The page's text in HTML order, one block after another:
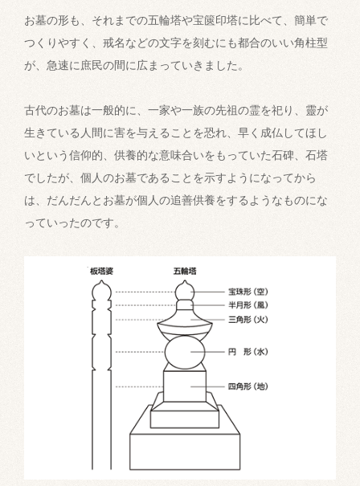
お墓の形も、それまでの五輪塔や宝篋印塔に比べて、簡単で
つくりやすく、戒名などの文字を刻むにも都合のいい角柱型
が、急速に庶民の間に広まっていきました。
古代のお墓は一般的に、一家や一族の先祖の霊を祀り、靈が
生きている人間に害を与えることを恐れ、早く成仏してほし
いという信仰的、供養的な意味合いをもっていた石碑、石塔
でしたが、個人のお墓であることを示すようになってから
は、だんだんとお墓が個人の追善供養をするようなものにな
っていったのです。